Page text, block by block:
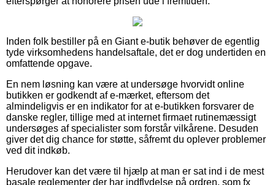
Inden folk bestiller på en Giant e-butik behøver de egentlig
tyde virksomhedens handelsaftale, det er dog undertiden en
omfattende opgave.
En nem løsning kan være at undersøge hvorvidt online
butikken er godkendt af e-mærket, eftersom det
almindeligvis er en indikator for at e-butikken forsvarer de
danske regler, tillige med at internet firmaet rutinemæssigt
undersøges af specialister som forstår vilkårene. Desuden
giver det dig chance for støtte, såfremt du oplever problemer
ved dit indkøb.
Herudover kan det være til hjælp at man er sat ind i de mest
basale reglementer der har indflydelse på ordren, som fx